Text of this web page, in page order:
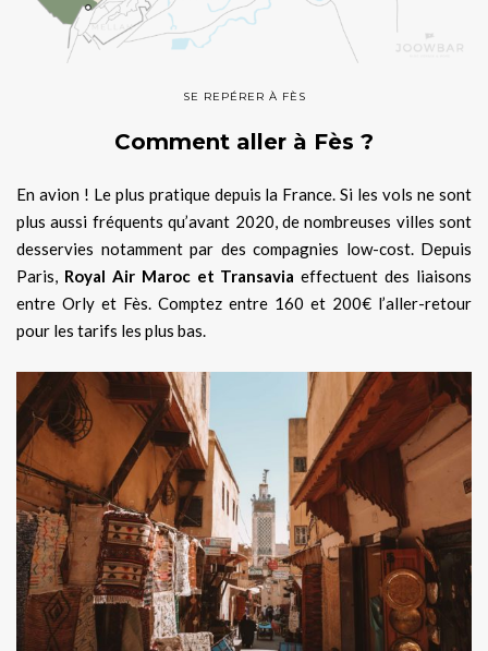
SE REPÉRER À FÈS
Comment aller à Fès ?
En avion ! Le plus pratique depuis la France. Si les vols ne sont
plus aussi fréquents qu’avant 2020, de nombreuses villes sont
desservies notamment par des compagnies low-cost. Depuis
Paris, Royal Air Maroc et Transavia effectuent des liaisons
entre Orly et Fès. Comptez entre 160 et 200€ l’aller-retour
pour les tarifs les plus bas.